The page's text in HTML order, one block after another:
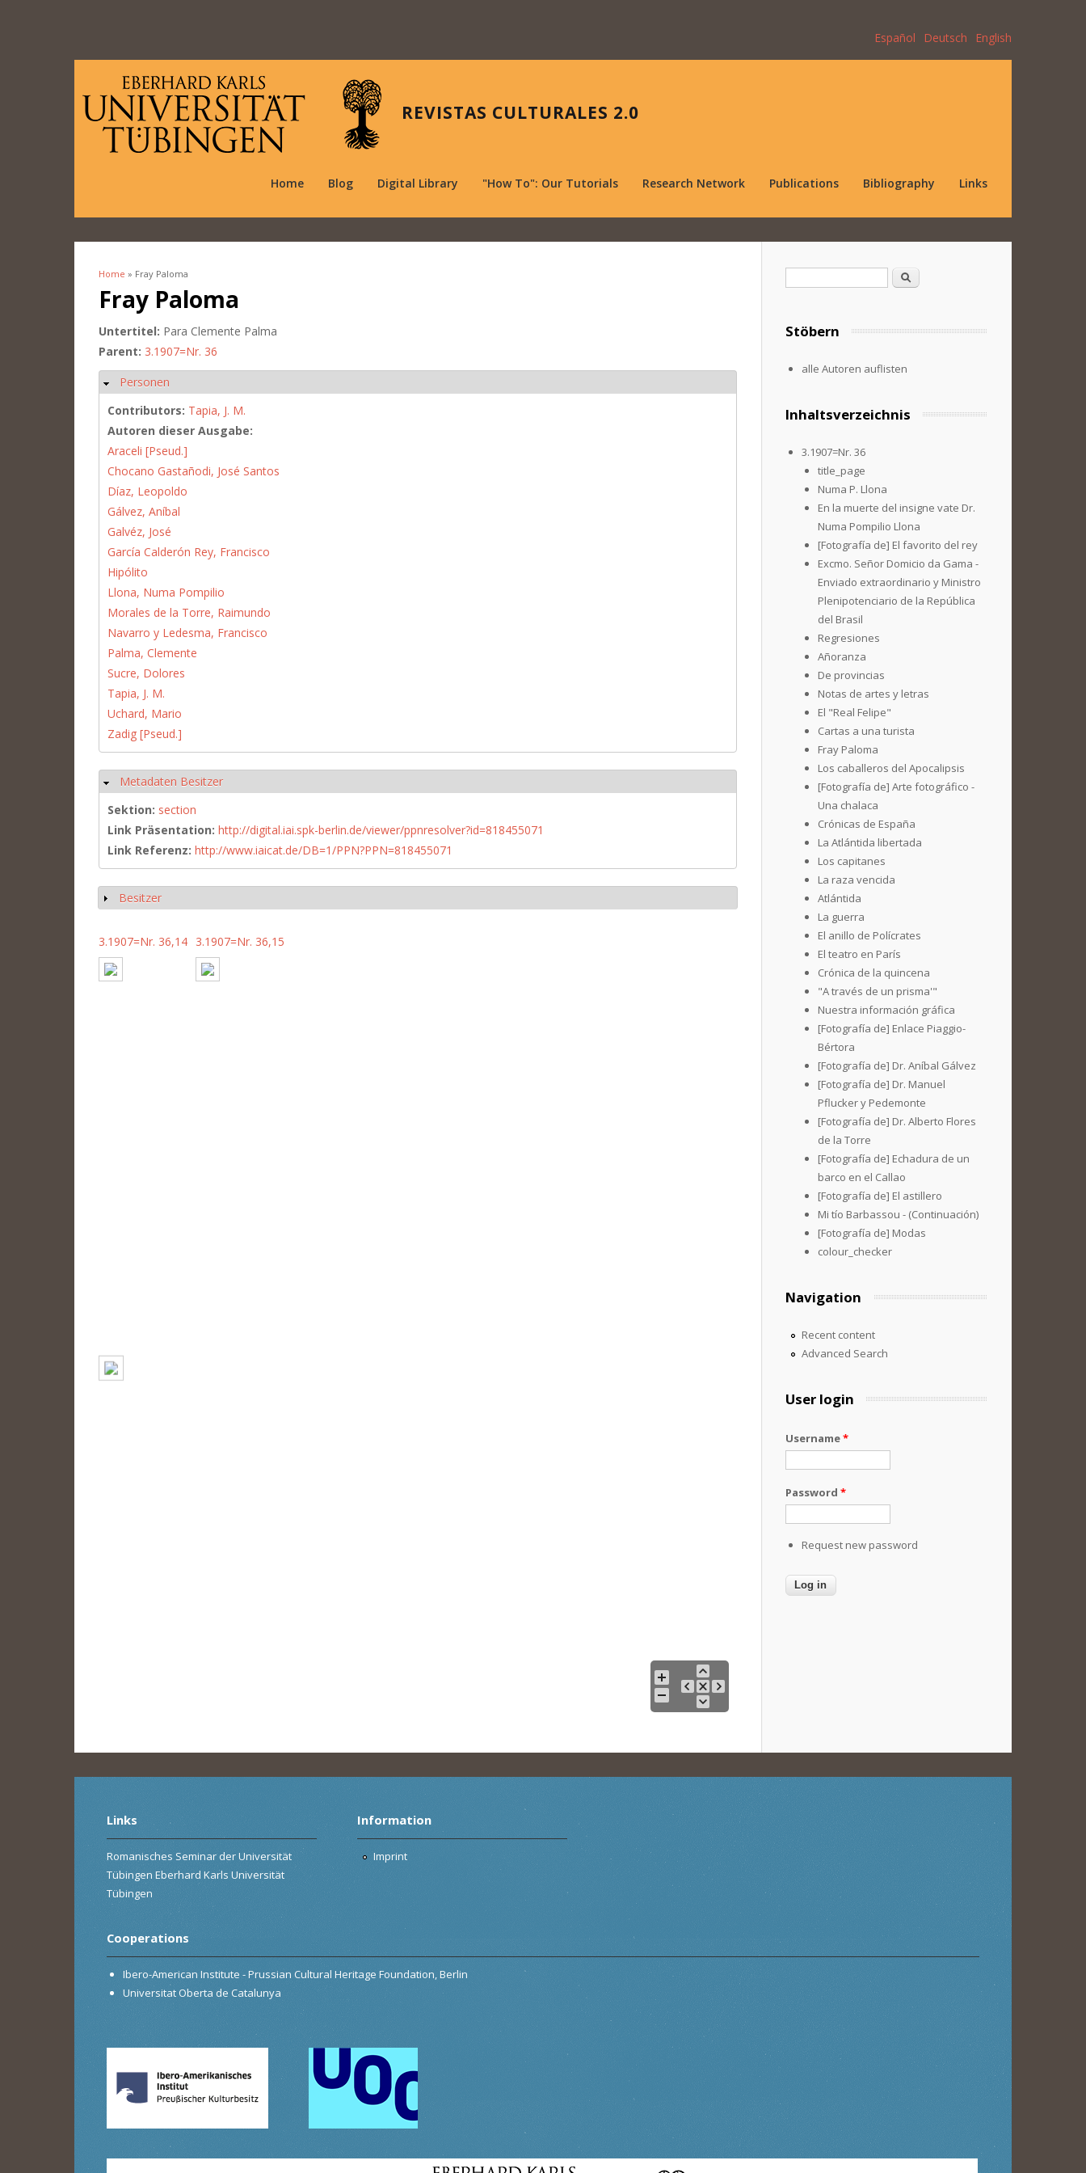
Español Deutsch English
REVISTAS CULTURALES 2.0
Home Blog Digital Library "How To": Our Tutorials Research Network Publications Bibliography Links
You are here
Home » Fray Paloma
Fray Paloma
Untertitel: Para Clemente Palma
Parent: 3.1907=Nr. 36
Hide
Personen
Contributors: Tapia, J. M.
Autoren dieser Ausgabe:
Araceli [Pseud.]
Chocano Gastañodi, José Santos
Díaz, Leopoldo
Gálvez, Aníbal
Galvéz, José
García Calderón Rey, Francisco
Hipólito
Llona, Numa Pompilio
Morales de la Torre, Raimundo
Navarro y Ledesma, Francisco
Palma, Clemente
Sucre, Dolores
Tapia, J. M.
Uchard, Mario
Zadig [Pseud.]
Hide
Metadaten Besitzer
Sektion: section
Link Präsentation: http://digital.iai.spk-berlin.de/viewer/ppnresolver?id=818455071
Link Referenz: http://www.iaicat.de/DB=1/PPN?PPN=818455071
Show
Besitzer
3.1907=Nr. 36,14 3.1907=Nr. 36,15
Search
Stöbern
alle Autoren auflisten
Inhaltsverzeichnis
3.1907=Nr. 36
title_page
Numa P. Llona
En la muerte del insigne vate Dr.
Numa Pompilio Llona
[Fotografía de] El favorito del rey
Excmo. Señor Domicio da Gama -
Enviado extraordinario y Ministro
Plenipotenciario de la República
del Brasil
Regresiones
Añoranza
De provincias
Notas de artes y letras
El "Real Felipe"
Cartas a una turista
Fray Paloma
Los caballeros del Apocalipsis
[Fotografía de] Arte fotográfico -
Una chalaca
Crónicas de España
La Atlántida libertada
Los capitanes
La raza vencida
Atlántida
La guerra
El anillo de Polícrates
El teatro en París
Crónica de la quincena
"A través de un prisma'"
Nuestra información gráfica
[Fotografía de] Enlace Piaggio-
Bértora
[Fotografía de] Dr. Aníbal Gálvez
[Fotografía de] Dr. Manuel
Pflucker y Pedemonte
[Fotografía de] Dr. Alberto Flores
de la Torre
[Fotografía de] Echadura de un
barco en el Callao
[Fotografía de] El astillero
Mi tío Barbassou - (Continuación)
[Fotografía de] Modas
colour_checker
Navigation
Recent content
Advanced Search
User login
Username*
Password *
Request new password
Links
Romanisches Seminar der Universität
Tübingen Eberhard Karls Universität
Tübingen
Information
Imprint
Cooperations
Ibero-American Institute - Prussian Cultural Heritage Foundation, Berlin
Universitat Oberta de Catalunya